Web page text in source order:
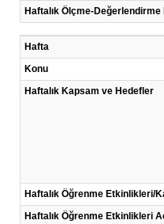
Haftalık Ölçme-
Hafta
Konu
Haftalık Kapsam ve Hedefler
Haftalık Öğrenme Etkinlikleri/
Haftalık Öğrenme Etkinlikleri